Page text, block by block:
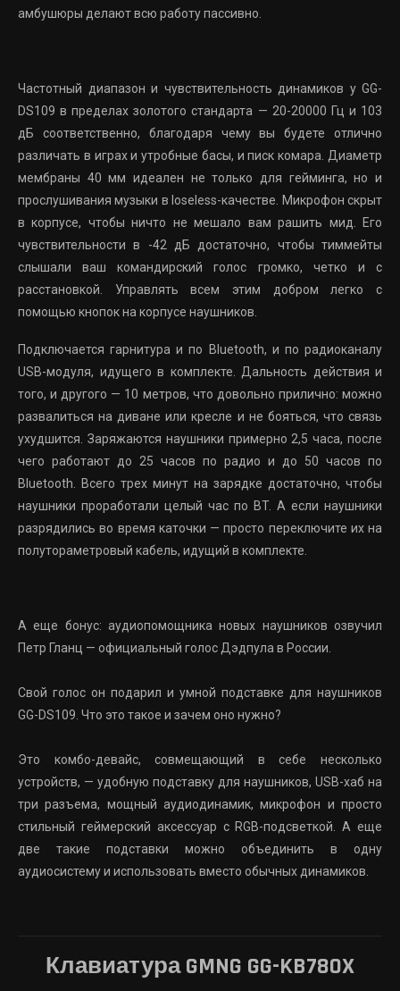
амбушюры делают всю работу пассивно.
Частотный диапазон и чувствительность динамиков у GG-
DS109 в пределах золотого стандарта — 20-20000 Гц и 103
дБ соответственно, благодаря чему вы будете отлично
различать в играх и утробные басы, и писк комара. Диаметр
мембраны 40 мм идеален не только для гейминга, но и
прослушивания музыки в loseless-качестве. Микрофон скрыт
в корпусе, чтобы ничто не мешало вам рашить мид. Его
чувствительности в -42 дБ достаточно, чтобы тиммейты
слышали ваш командирский голос громко, четко и с
расстановкой. Управлять всем этим добром легко с
помощью кнопок на корпусе наушников.
Подключается гарнитура и по Bluetooth, и по радиоканалу
USB-модуля, идущего в комплекте. Дальность действия и
того, и другого — 10 метров, что довольно прилично: можно
развалиться на диване или кресле и не бояться, что связь
ухудшится. Заряжаются наушники примерно 2,5 часа, после
чего работают до 25 часов по радио и до 50 часов по
Bluetooth. Всего трех минут на зарядке достаточно, чтобы
наушники проработали целый час по BT. А если наушники
разрядились во время каточки — просто переключите их на
полутораметровый кабель, идущий в комплекте.
А еще бонус: аудиопомощника новых наушников озвучил
Петр Гланц — официальный голос Дэдпула в России.
Свой голос он подарил и умной подставке для наушников
GG-DS109 . Что это такое и зачем оно нужно?
Это комбо-девайс, совмещающий в себе несколько
устройств, — удобную подставку для наушников, USB-хаб на
три разъема, мощный аудиодинамик, микрофон и просто
стильный геймерский аксессуар с RGB-подсветкой. А еще
две такие подставки можно объединить в одну
аудиосистему и использовать вместо обычных динамиков.
Клавиатура GMNG GG-KB780X